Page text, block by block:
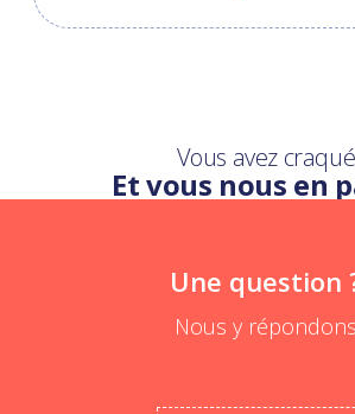
Vous avez craqué
Et vous nous en
Une question
Nous y répondons